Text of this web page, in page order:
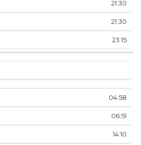
21:30
21:30
23:15
04:58
06:51
14:10